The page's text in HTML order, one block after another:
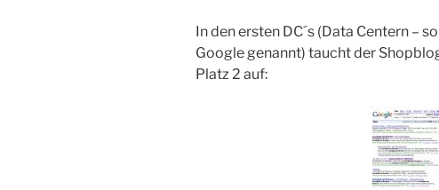
In den ersten DC´s (Data Centern –
Google genannt) taucht der
Platz 2 auf: